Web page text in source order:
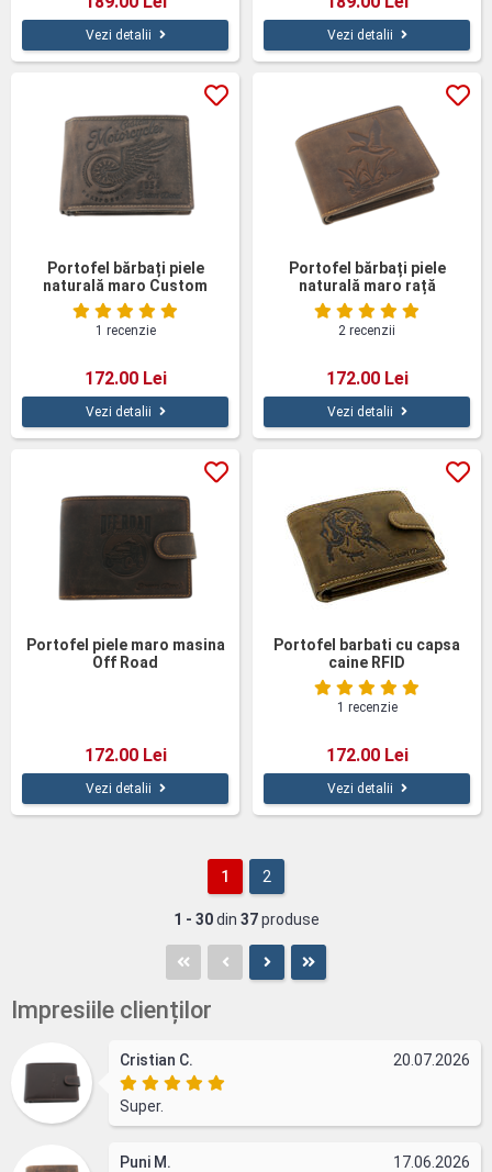
Vezi detalii Vezi detalii
Portofel bărbați piele
naturală maro Custom
Motorcycles
1 recenzie
172.00 Lei
Vezi detalii
Portofel bărbați piele
naturală maro rață
sălbatică
2 recenzii
172.00 Lei
Vezi detalii
Portofel piele maro masina
Off Road
172.00 Lei
Vezi detalii
Portofel barbati cu capsa
caine RFID
1 recenzie
172.00 Lei
Vezi detalii
1 2
1 - 30din 37produse
Impresiile clienților
Cristian C. 20.07.2026
Super.
Puni M. 17.06.2026